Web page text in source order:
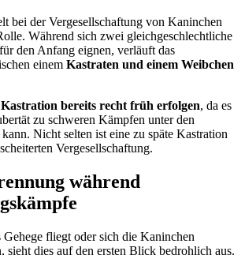
bei der Vergesellschaftung von Kaninchen
Während sich zwei gleichgeschlechtliche
den Anfang eignen, verläuft das
einem Kastraten und einem Weibchen
Kastration bereits recht früh erfolgen, da es
zu schweren Kämpfen unter den
Nicht selten ist eine zu späte Kastration
Vergesellschaftung.
während
fliegt oder sich die Kaninchen
sieht dies auf den ersten Blick bedrohlich aus.